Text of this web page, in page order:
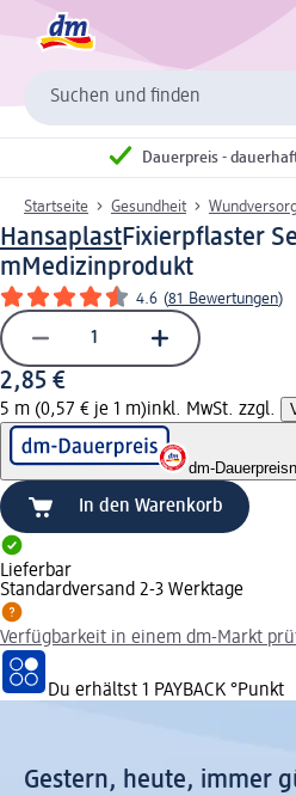
Suchen und finden
Dauerpreis -
Startseite Gesundheit
HansaplastFixierpflaster
mMedizinprodukt
4.6 (81 Bewertungen)
2,85 €
5 m (0,57 € je 1 m)inkl. MwSt. zzgl.
dm-Dauerpreis
In den Warenkorb
Lieferbar
Standardversand 2-3 Werktage
Verfügbarkeit in einem dm-Markt
Du erhältst 1 PAYBACK °Punkt
Gestern, heute, immer